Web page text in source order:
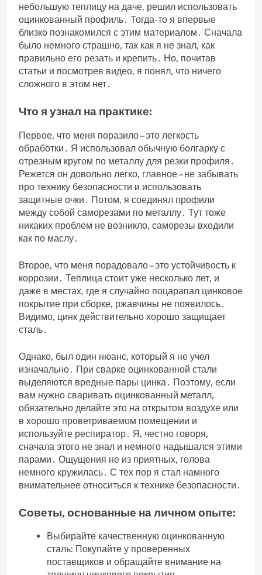
небольшую теплицу на даче‚ решил использовать
оцинкованный профиль․ Тогда-то я впервые
близко познакомился с этим материалом․ Сначала
было немного страшно‚ так как я не знал‚ как
правильно его резать и крепить․ Но‚ почитав
статьи и посмотрев видео‚ я понял‚ что ничего
сложного в этом нет․
Что я узнал на практике:
Первое‚ что меня поразило – это легкость
обработки․ Я использовал обычную болгарку с
отрезным кругом по металлу для резки профиля․
Режется он довольно легко‚ главное – не забывать
про технику безопасности и использовать
защитные очки․ Потом‚ я соединял профили
между собой саморезами по металлу․ Тут тоже
никаких проблем не возникло‚ саморезы входили
как по маслу․
Второе‚ что меня порадовало – это устойчивость к
коррозии․ Теплица стоит уже несколько лет‚ и
даже в местах‚ где я случайно поцарапал цинковое
покрытие при сборке‚ ржавчины не появилось․
Видимо‚ цинк действительно хорошо защищает
сталь․
Однако‚ был один нюанс‚ который я не учел
изначально․ При сварке оцинкованной стали
выделяются вредные пары цинка․ Поэтому‚ если
вам нужно сваривать оцинкованный металл‚
обязательно делайте это на открытом воздухе или
в хорошо проветриваемом помещении и
используйте респиратор․ Я‚ честно говоря‚
сначала этого не знал и немного надышался этими
парами․ Ощущения не из приятных‚ голова
немного кружилась․ С тех пор я стал намного
внимательнее относиться к технике безопасности․
Советы‚ основанные на личном опыте:
Выбирайте качественную оцинкованную
сталь: Покупайте у проверенных
поставщиков и обращайте внимание на